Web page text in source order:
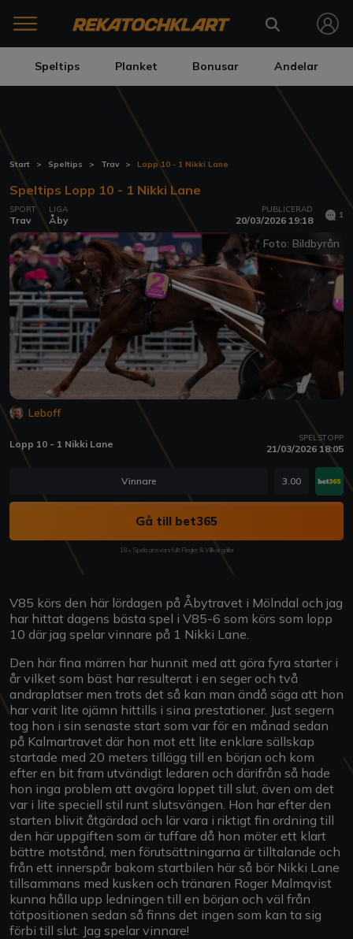
Speltips Planket Bonusar Andelar
Start Speltips Trav Lopp 10 - 1 Nikki Lane
Speltips Lopp 10 - 1 Nikki Lane
SPORT
Trav
LIGA
Åby
PUBLICERAD
20/03/2026 19:18 1
Foto: Bildbyrån
Leboff
Lopp 10 - 1 Nikki Lane SPELSTOPP
21/03/2026 18:05
Vinnare 3.00
Gå till bet365
18+ Spela ansvarsfullt Regler & Villkor gäller
V85 körs den här lördagen på Åbytravet i Mölndal och jag
har hittat dagens bästa spel i V85-6 som körs som lopp
10 där jag spelar vinnare på 1 Nikki Lane.
Den här fina märren har hunnit med att göra fyra starter i
år vilket som bäst har resulterat i en seger och två
andraplatser men trots det så kan man ändå säga att hon
har varit lite ojämn hittills i sina prestationer. Just segern
tog hon i sin senaste start som var för en månad sedan
på Kalmartravet där hon mot ett lite enklare sällskap
startade med 20 meters tillägg till en början och kom
efter en bit fram utvändigt ledaren och därifrån så hade
hon inga problem att avgöra loppet till slut, även om det
var i lite speciell stil runt slutsvängen. Hon har efter den
starten blivit åtgärdad och lär vara i riktigt fin ordning till
den här uppgiften som är tuffare då hon möter ett klart
bättre motstånd, men förutsättningarna är tilltalande och
från ett innerspår bakom startbilen här så bör Nikki Lane
tillsammans med kusken och tränaren Roger Malmqvist
kunna hålla upp ledningen till en början och väl från
tätpositionen sedan så finns det ingen som kan ta sig
förbi till slut. Jag spelar vinnare!